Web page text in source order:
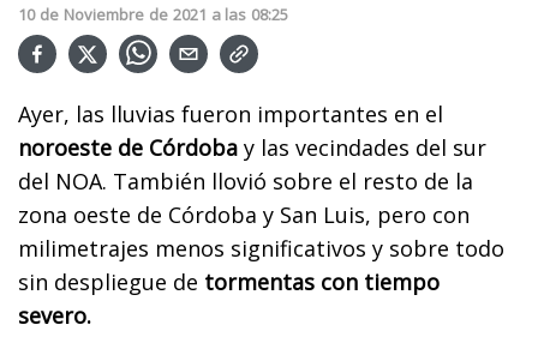
10 de Noviembre de 2021 a las 08:25
Ayer, las lluvias fueron importantes en el
noroeste de Córdoba y las vecindades del sur
del NOA. También llovió sobre el resto de la
zona oeste de Córdoba y San Luis, pero con
milimetrajes menos significativos y sobre todo
sin despliegue de tormentas con tiempo
severo.